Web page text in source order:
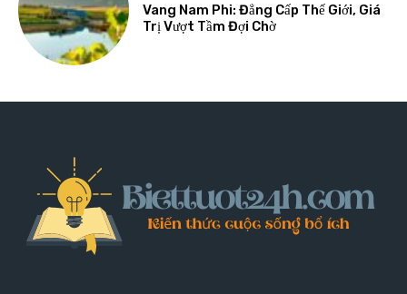
Vang Nam Phi: Đẳng Cấp Thế Giới, Giá
Trị Vượt Tầm Đợi Chờ